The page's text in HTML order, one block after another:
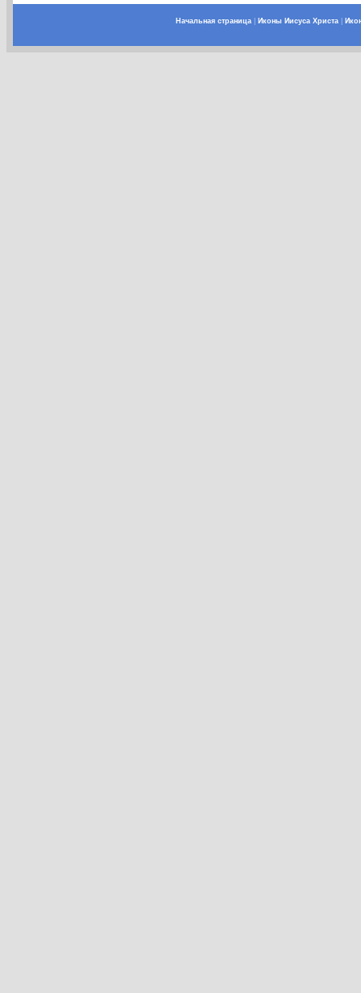
Начальная страница| Иконы Иисуса Христа|